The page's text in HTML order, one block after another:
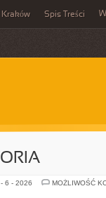
Kraków Spis Treści
6 - 2026
MOŻLIWOŚĆ